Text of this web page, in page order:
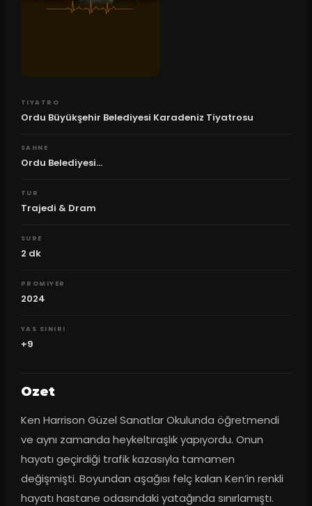
TIYATRO
Ordu Büyükşehir Belediyesi Karadeniz Tiyatrosu
SAHNE
Ordu Belediyesi...
TUR
Trajedi & Dram
SURE
2 dk
PROMIYER
2024
YAS SINIRI
+9
Ozet
Ken Harrison Güzel Sanatlar Okulunda öğretmendi
ve aynı zamanda heykeltıraşlık yapıyordu. Onun
hayatı geçirdiği trafik kazasıyla tamamen
değişmişti. Boyundan aşağısı felç kalan Ken’in renkli
hayatı hastane odasındaki yatağında sınırlamıştı.